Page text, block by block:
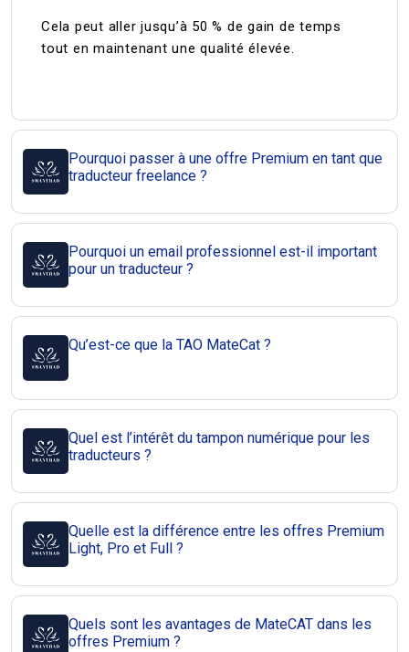
Cela peut aller jusqu’à 50 % de gain de temps
tout en maintenant une qualité élevée.
Pourquoi passer à une offre Premium en tant que
traducteur freelance ?
Pourquoi un email professionnel est-il important
pour un traducteur ?
Qu’est-ce que la TAO MateCat ?
Quel est l’intérêt du tampon numérique pour les
traducteurs ?
Quelle est la différence entre les offres Premium
Light, Pro et Full ?
Quels sont les avantages de MateCAT dans les
offres Premium ?